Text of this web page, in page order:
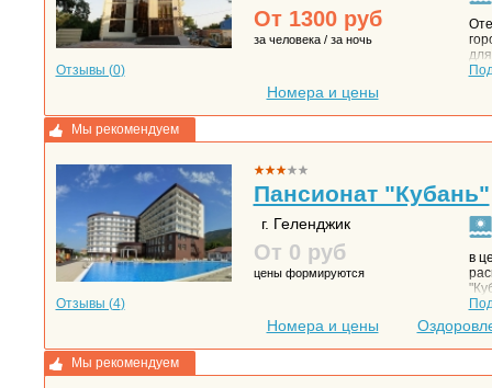
Отзывы (0)
От 1300руб
за человека / за ночь
Номера и цены
Мы рекомендуем
Отзывы (4)
Пансионат "Кубань"
г. Геленджик
От 0 руб
цены формируются
в
Номера и цены
Мы рекомендуем